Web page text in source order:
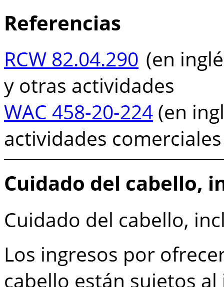
Referencias
RCW 82.04.290 (en
y otras actividades
WAC 458-20-224 (en
actividades comerciales
Cuidado del cabello,
Cuidado del cabello,
Los ingresos por
cabello están sujetos